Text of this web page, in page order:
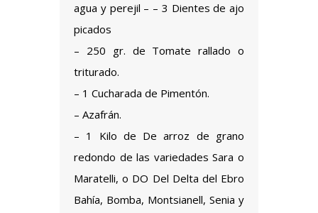
agua y perejil – – 3 Dientes de ajo
picados
– 250 gr. de Tomate rallado o
triturado.
– 1 Cucharada de Pimentón.
– Azafrán.
– 1 Kilo de De arroz de grano
redondo de las variedades Sara o
Maratelli, o DO Del Delta del Ebro
Bahía, Bomba, Montsianell, Senia y